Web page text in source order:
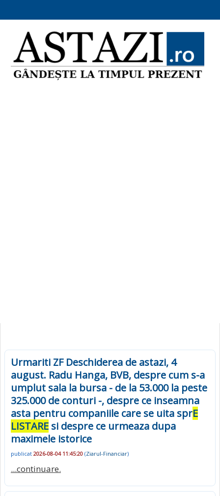
Urmariti ZF Deschiderea de astazi, 4
august. Radu Hanga, BVB, despre cum s-a
umplut sala la bursa - de la 53.000 la peste
325.000 de conturi -, despre ce inseamna
asta pentru companiile care se uita sprE
LISTARE si despre ce urmeaza dupa
maximele istorice
publicat 2026-08-04 11:45:20 (Ziarul-Financiar)
...continuare.